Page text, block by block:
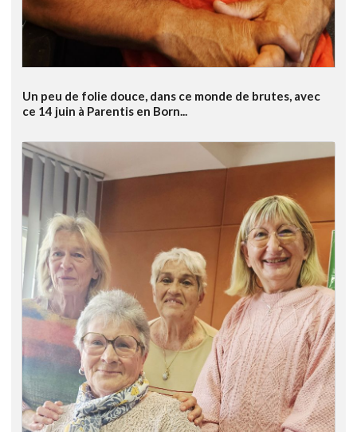
Un peu de folie douce, dans ce monde de brutes, avec
ce 14 juin à Parentis en Born...